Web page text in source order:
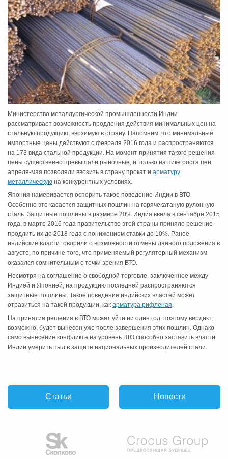
Министерство металлургической промышленности Индии
рассматривает возможность продления действия минимальных цен на
стальную продукцию, ввозимую в страну. Напомним, что минимальные
импортные цены действуют с февраля 2016 года и распространяются
на 173 вида стальной продукции. На момент принятия такого решения
цены существенно превышали рыночные, и только на пике роста цен
апреля-мая позволяли ввозить в страну прокат и арматуру
металлическую на конкурентных условиях.
Япония намеривается оспорить такое поведение Индии в ВТО.
Особенно это касается защитных пошлин на горячекатаную рулонную
сталь. Защитные пошлины в размере 20% Индия ввела в сентябре 2015
года, в марте 2016 года правительство этой страны приняло решение
продлить их до 2018 года с понижением ставки до 10%. Ранее
индийские власти говорили о возможности отмены данного положения в
августе, по причине того, что применяемый регуляторный механизм
оказался сомнительным с точки зрения ВТО.
Несмотря на соглашение о свободной торговле, заключенное между
Индией и Японией, на продукцию последней распространяются
защитные пошлины. Такое поведение индийских властей может
отразиться на такой продукции, как арматура рифленая
На принятие решения в ВТО может уйти ни один год, поэтому вердикт,
возможно, будет вынесен уже после завершения этих пошлин. Однако
само вынесение конфликта на уровень ВТО способно заставить власти
Индии умерить пыл в защите национальных производителей стали.
Статьи Новости